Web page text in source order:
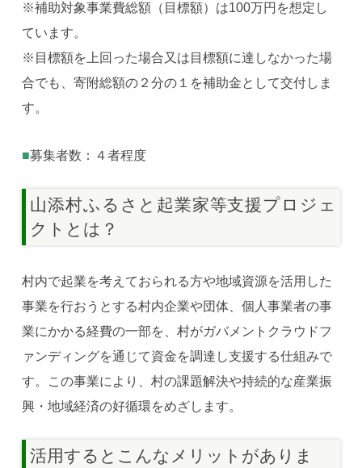
※補助対象事業費総額（目標額）は100万円を想定し
ています。
※目標額を上回った場合又は目標額に達しなかった場
合でも、寄附総額の２分の１を補助金として交付しま
す。
■募集者数：４者程度
山添村ふるさと起業家等支援プロジェ
クトとは？
村内で起業を考えておられる方や地域資源を活用した
事業を行おうとする村内企業や団体、個人事業者の事
業にかかる経費の一部を、村がガバメントクラウドフ
ァンディングを通じて資金を調達し支援する仕組みで
す。この事業により、村の課題解決や持続的な産業振
興・地域経済の好循環をめざします。
活用するとこんなメリットがありま